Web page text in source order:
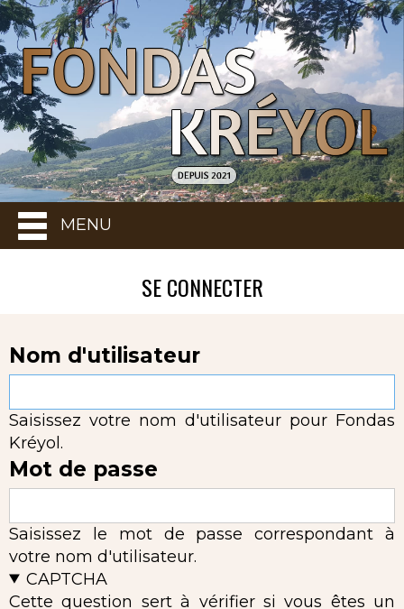
MENU
SE CONNECTER
Nom d'utilisateur
Saisissez votre nom d'utilisateur pour Fondas
Kréyol.
Mot de passe
Saisissez le mot de passe correspondant à
votre nom d'utilisateur.
CAPTCHA
Cette question sert à vérifier si vous êtes un